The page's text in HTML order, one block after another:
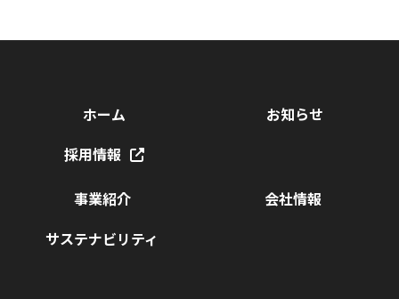
ホーム
お知らせ
採用情報
事業紹介
会社情報
サステナビリティ